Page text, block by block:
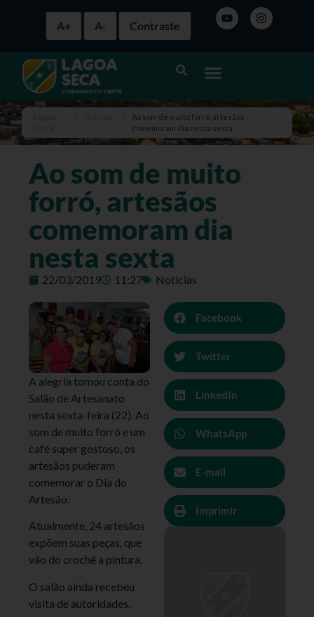
A+ A- Contraste
Ao som de muito forró, artesãos
comemoram dia nesta sexta
Ao som de muito
forró, artesãos
comemoram dia
nesta sexta
22/03/2019 11:27 Notícias
A alegria tomou conta do
Salão de Artesanato
nesta sexta-feira (22). Ao
som de muito forró e um
café super gostoso, os
artesãos puderam
comemorar o Dia do
Artesão.
Atualmente, 24 artesãos
expõem suas peças, que
vão do crochê a pintura.
O salão ainda recebeu
visita de autoridades,
Facebook
Twitter
LinkedIn
WhatsApp
E-mail
Imprimir